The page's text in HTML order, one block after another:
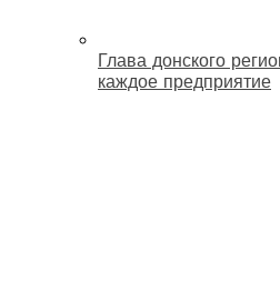
Глава донского
каждое предприятие